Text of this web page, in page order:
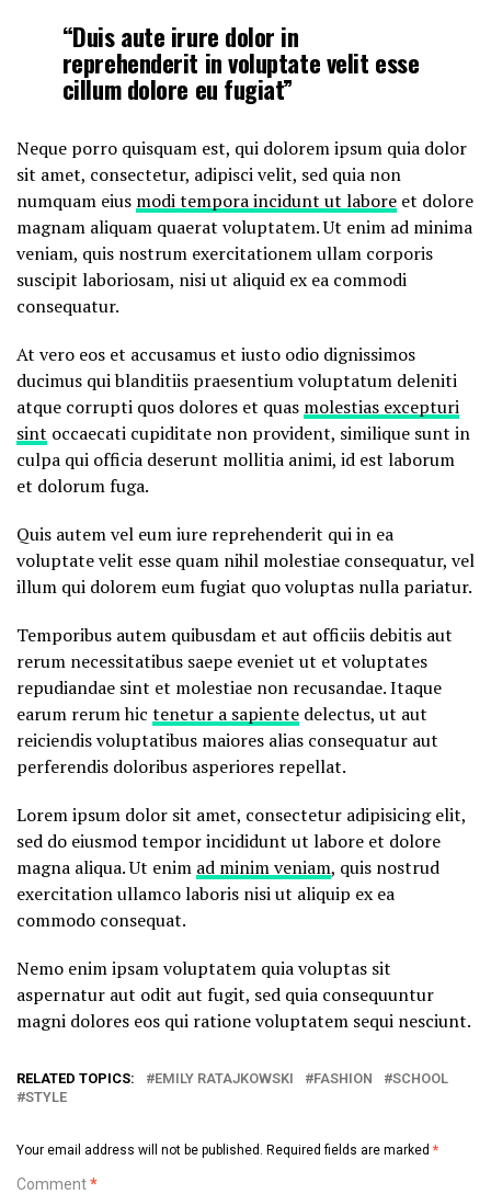
“Duis aute irure dolor in
reprehenderit in voluptate velit esse
cillum dolore eu fugiat”
Neque porro quisquam est, qui dolorem ipsum quia dolor
sit amet, consectetur, adipisci velit, sed quia non
numquam eius modi tempora incidunt ut labore et dolore
magnam aliquam quaerat voluptatem. Ut enim ad minima
veniam, quis nostrum exercitationem ullam corporis
suscipit laboriosam, nisi ut aliquid ex ea commodi
consequatur.
At vero eos et accusamus et iusto odio dignissimos
ducimus qui blanditiis praesentium voluptatum deleniti
atque corrupti quos dolores et quas molestias excepturi
sint occaecati cupiditate non provident, similique sunt in
culpa qui officia deserunt mollitia animi, id est laborum
et dolorum fuga.
Quis autem vel eum iure reprehenderit qui in ea
voluptate velit esse quam nihil molestiae consequatur, vel
illum qui dolorem eum fugiat quo voluptas nulla pariatur.
Temporibus autem quibusdam et aut officiis debitis aut
rerum necessitatibus saepe eveniet ut et voluptates
repudiandae sint et molestiae non recusandae. Itaque
earum rerum hic tenetur a sapiente delectus, ut aut
reiciendis voluptatibus maiores alias consequatur aut
perferendis doloribus asperiores repellat.
Lorem ipsum dolor sit amet, consectetur adipisicing elit,
sed do eiusmod tempor incididunt ut labore et dolore
magna aliqua. Ut enim ad minim veniam, quis nostrud
exercitation ullamco laboris nisi ut aliquip ex ea
commodo consequat.
Nemo enim ipsam voluptatem quia voluptas sit
aspernatur aut odit aut fugit, sed quia consequuntur
magni dolores eos qui ratione voluptatem sequi nesciunt.
RELATED TOPICS: EMILY RATAJKOWSKI FASHION
SCHOOL
STYLE
Your email address will not be published. Required fields are marked *
Comment*